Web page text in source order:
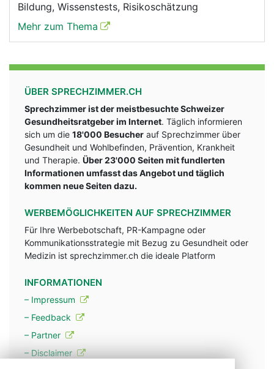
Bildung, Wissenstests, Risikoschätzung
Mehr zum Thema
ÜBER SPRECHZIMMER.CH
Sprechzimmer ist der meistbesuchte Schweizer
Gesundheitsratgeber im Internet. Täglich informieren
sich um die 18'000 Besucher auf Sprechzimmer über
Gesundheit und Wohlbefinden, Prävention, Krankheit
und Therapie. Über 23'000 Seiten mit fundlerten
Informationen umfasst das Angebot und täglich
kommen neue Seiten dazu.
WERBEMÖGLICHKEITEN AUF SPRECHZIMMER
Für Ihre Werbebotschaft, PR-Kampagne oder
Kommunikationsstrategie mit Bezug zu Gesundheit oder
Medizin ist sprechzimmer.ch die ideale Platform
INFORMATIONEN
– Impressum
– Feedback
– Partner
– Disclaimer